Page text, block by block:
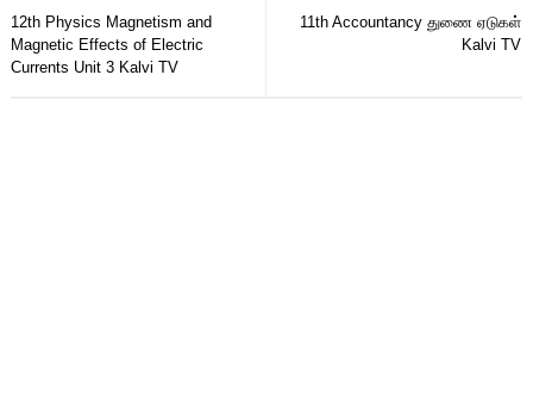
11th Accountancy துணை ஏடுகள்
Kalvi TV
12th Physics Magnetism and
Magnetic Effects of Electric
Currents Unit 3 Kalvi TV